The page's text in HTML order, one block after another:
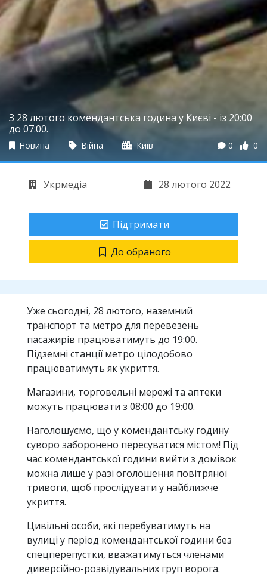
З 28 лютого комендантська година у Києві - із 20:00
до 07:00.
Новина Війна Київ 0 0
Укрмедіа 28 лютого 2022
Підтримати
До обраного
Уже сьогодні, 28 лютого, наземний
транспорт та метро для перевезень
пасажирів працюватимуть до 19:00.
Підземні станції метро цілодобово
працюватимуть як укриття.
Магазини, торговельні мережі та аптеки
можуть працювати з 08:00 до 19:00.
Наголошуємо, що у комендантську годину
суворо заборонено пересуватися містом! Під
час комендантської години вийти з домівок
можна лише у разі оголошення повітряної
тривоги, щоб прослідувати у найближче
укриття.
Цивільні особи, які перебуватимуть на
вулиці у період комендантської години без
спецперепустки, вважатимуться членами
диверсійно-розвідувальних груп ворога.